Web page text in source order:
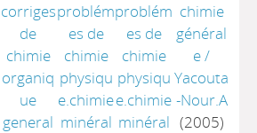
corriges
de
chimie
organiq
ue
general
problém
es de
chimie
physiqu
e.chimie
minéral
problém
es de
chimie
physiqu
e.chimie
minéral
chimie
général
e/
Yacouta
-Nour.A
(2005)